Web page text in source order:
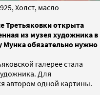
Холст, масло
Третьяковки открыта
из музея художника в
Мунка обязательно нужно
галерее стала
Для
автором одной картины.